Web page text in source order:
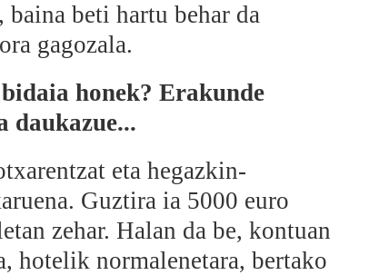
baina beti hartu behar da
gagozala.
honek? Erakunde
daukazue...
eta hegazkin-
Guztira ia 5000 euro
zehar. Halan da be, kontuan
hotelik normalenetara, bertako